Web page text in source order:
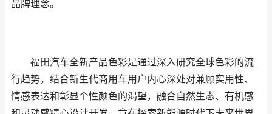
品牌理念。
福田汽车全新产品色彩是通过深入研究全球色彩的流
行趋势，结合新生代商用车用户内心深处对兼顾实用性、
情感表达和彰显个性颜色的渴望，融合自然生态、有机感